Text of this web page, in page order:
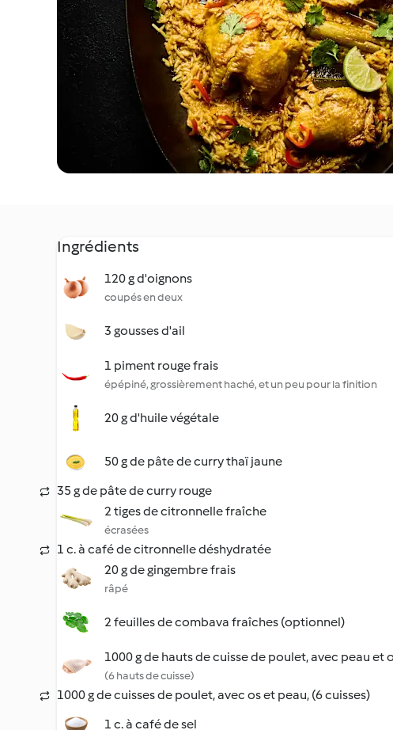
Ingrédients
120 g d'oignons
coupés en deux
3 gousses d'ail
1 piment rouge frais
épépiné, grossièrement haché, et un peu pour la finition
20 g d'huile végétale
50 g de pâte de curry thaï jaune
35 g de pâte de curry rouge
2 tiges de citronnelle fraîche
écrasées
1 c. à café de citronnelle déshydratée
20 g de gingembre frais
râpé
2 feuilles de combava fraîches (optionnel)
1000 g de hauts de cuisse de poulet, avec peau et
(6 hauts de cuisse)
1000 g de cuisses de poulet, avec os et peau, (6 cuisses)
1 c. à café de sel